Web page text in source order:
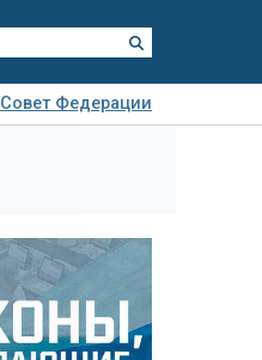
Совет Федерации